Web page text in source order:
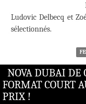
Ludovic Delbecq et
sélectionnés.
NOVA DUBAI DE
FORMAT COURT
PRIX !